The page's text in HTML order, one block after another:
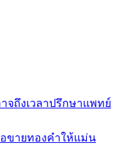
ถึงเวลาปรึกษาแพทย์
อขายทองคำให้แม่น